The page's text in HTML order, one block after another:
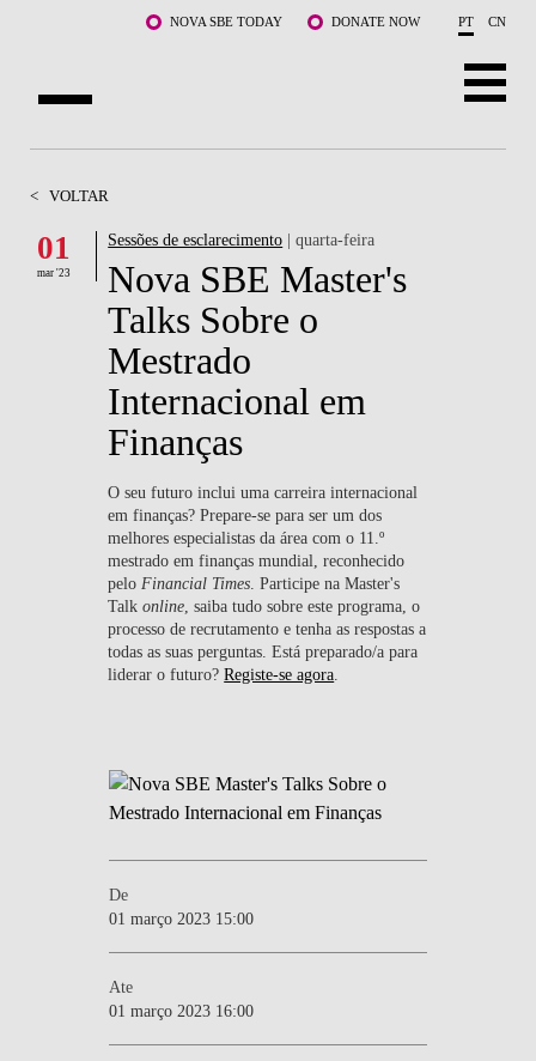
Saltar para o conteúdo principalNOVA SBE TODAY DONATE NOW PT CN
DOCENTES E INVESTIGAÇÃO
COMUNIDADE
WHAT'S HAPPENING
< VOLTAR
01
mar '23
Sessões de esclarecimento | quarta-feira
Nova SBE Master's
Talks Sobre o
Mestrado
Internacional em
Finanças
O seu futuro inclui uma carreira internacional
em finanças? Prepare-se para ser um dos
melhores especialistas da área com o 11.º
mestrado em finanças mundial, reconhecido
pelo Financial Times . Participe na Master's
Talkonline , saiba tudo sobre este programa, o
processo de recrutamento e tenha as respostas a
todas as suas perguntas. Está preparado/a para
liderar o futuro?Registe-se agora
De
01 março 2023 15:00
Ate
01 março 2023 16:00